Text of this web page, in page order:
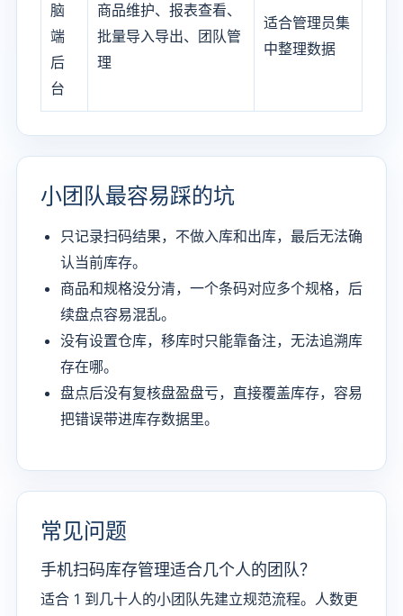
脑
端
后
台
商品维护、报表查看、
批量导入导出、团队管
理
适合管理员集
中整理数据
小团队最容易踩的坑
只记录扫码结果，不做入库和出库，最后无法确
认当前库存。
商品和规格没分清，一个条码对应多个规格，后
续盘点容易混乱。
没有设置仓库，移库时只能靠备注，无法追溯库
存在哪。
盘点后没有复核盘盈盘亏，直接覆盖库存，容易
把错误带进库存数据里。
常见问题
手机扫码库存管理适合几个人的团队？
适合 1 到几十人的小团队先建立规范流程。人数更